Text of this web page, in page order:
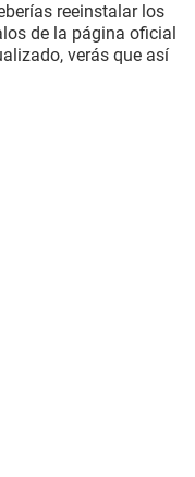
reeinstalar los
de la página oficial
verás que así